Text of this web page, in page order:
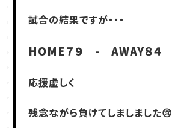
試合の結果ですが・・・
HOME７９ - AWAY８４
応援虚しく
残念ながら負けてしましました😢